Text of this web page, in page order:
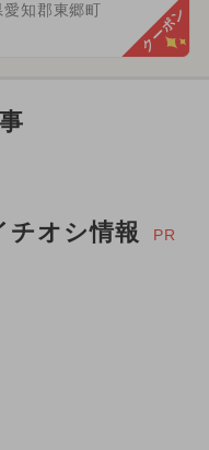
愛知郡東郷町 クーポン
チオシ情報 PR